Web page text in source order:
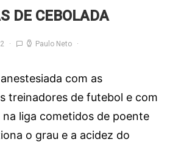
DE CEBOLADA
Paulo Neto
com as
treinadores de futebol e com
liga cometidos de poente
o grau e a acidez do